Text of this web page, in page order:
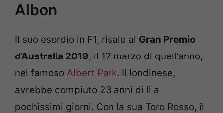
Albon
Il suo esordio in F1, risale al Gran Premio
d’Australia 2019, il 17 marzo di quell’anno,
nel famoso Albert Park. Il londinese,
avrebbe compiuto 23 anni di lì a
pochissimi giorni. Con la sua Toro Rosso, il